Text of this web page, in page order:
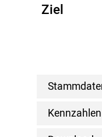
Ziel
Kennzahlen